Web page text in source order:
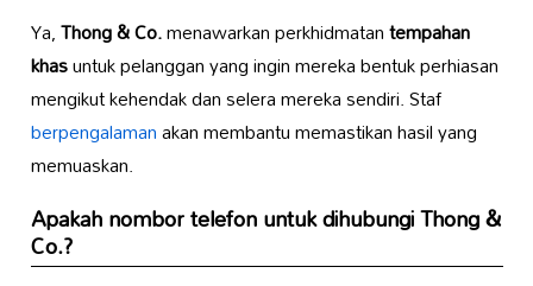
Ya,Thong & Co.menawarkan perkhidmatantempahan
khasuntuk pelanggan yang ingin mereka bentuk perhiasan
mengikut kehendak dan selera mereka sendiri. Staf
berpengalamanakan membantu memastikan hasil yang
memuaskan.
Apakah nombor telefon untuk dihubungiThong &
Co.?